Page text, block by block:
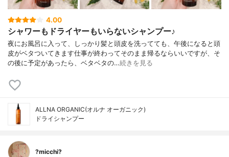
4.00
シャワーもドライヤーもいらないシャンプー♪
夜にお風呂に入って、しっかり髪と頭皮を洗ってても、午後になると頭
皮がベタついてきます仕事が終わってそのまま帰るならいいですが、そ
の後に予定があったら、ベタベタの…続きを見る
ALLNA ORGANIC(オルナ オーガニック)
ドライシャンプー
?micchi?